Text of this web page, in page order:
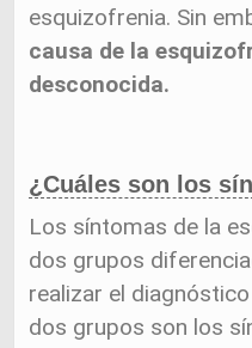
esquizofrenia. Sin
causa de la
desconocida.
¿Cuáles son los
Los síntomas de la
dos grupos
realizar el
dos grupos son los